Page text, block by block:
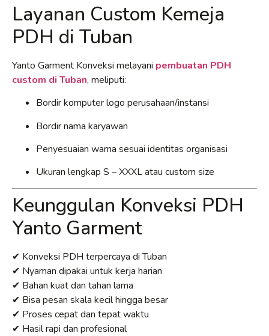
Layanan Custom Kemeja
PDH di Tuban
Yanto Garment Konveksi melayani pembuatan PDH
custom di Tuban, meliputi:
Bordir komputer logo perusahaan/instansi
Bordir nama karyawan
Penyesuaian warna sesuai identitas organisasi
Ukuran lengkap S – XXXL atau custom size
Keunggulan Konveksi PDH
Yanto Garment
✔ Konveksi PDH terpercaya di Tuban
✔ Nyaman dipakai untuk kerja harian
✔ Bahan kuat dan tahan lama
✔ Bisa pesan skala kecil hingga besar
✔ Proses cepat dan tepat waktu
✔ Hasil rapi dan profesional